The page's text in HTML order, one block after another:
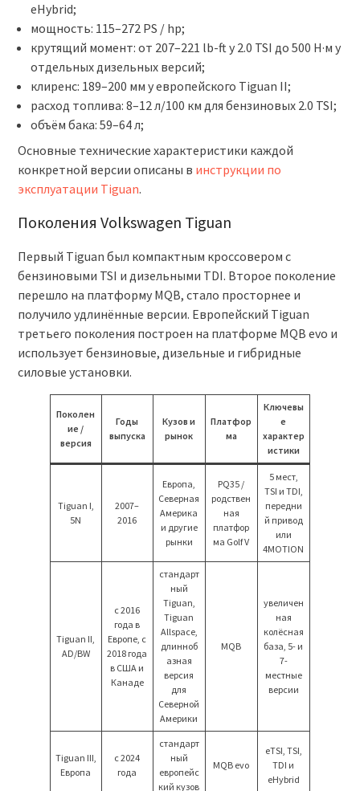
eHybrid;
мощность: 115–272 PS / hp;
крутящий момент: от 207–221 lb-ft у 2.0 TSI до 500 Н·м у
отдельных дизельных версий;
клиренс: 189–200 мм у европейского Tiguan II;
расход топлива: 8–12 л/100 км для бензиновых 2.0 TSI;
объём бака: 59–64 л;
Основные технические характеристики каждой
конкретной версии описаны в инструкции по
эксплуатации Tiguan.
Поколения Volkswagen Tiguan
Первый Tiguan был компактным кроссовером с
бензиновыми TSI и дизельными TDI. Второе поколение
перешло на платформу MQB, стало просторнее и
получило удлинённые версии. Европейский Tiguan
третьего поколения построен на платформе MQB evo и
использует бензиновые, дизельные и гибридные
силовые установки.
Поколен
ие /
версия
Годы
выпуска
Кузов и
рынок
Платфор
ма
Ключевы
е
характер
истики
Tiguan I,
5N
2007–
2016
Европа,
Северная
Америка
и другие
рынки
PQ35 /
родствен
ная
платфор
ма Golf V
5 мест,
TSI и TDI,
передни
й привод
или
4MOTION
Tiguan II,
AD/BW
с 2016
года в
Европе, с
2018 года
в США и
Канаде
стандарт
ный
Tiguan,
Tiguan
Allspace,
длинноб
азная
версия
для
Северной
Америки
MQB
увеличен
ная
колёсная
база, 5- и
7-
местные
версии
Tiguan III,
Европа
с 2024
года
стандарт
ный
европейс
кий кузов
MQB evo
eTSI, TSI,
TDI и
eHybrid